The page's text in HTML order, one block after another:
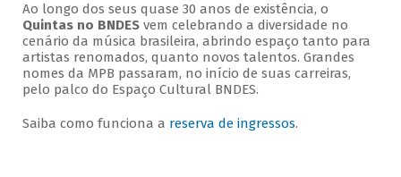
Ao longo dos seus quase 30 anos de existência, o
Quintas no BNDESvem celebrando a diversidade no
cenário da música brasileira, abrindo espaço tanto para
artistas renomados, quanto novos talentos. Grandes
nomes da MPB passaram, no início de suas carreiras,
pelo palco do Espaço Cultural BNDES.
Saiba como funciona a reserva de ingressos.